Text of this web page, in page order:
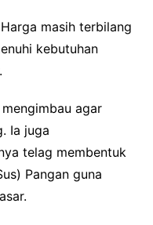
masih terbilang
kebutuhan
agar
Ia juga
telag membentuk
Pangan guna